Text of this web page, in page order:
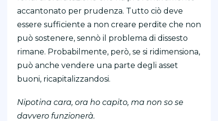
accantonato per prudenza. Tutto ciò deve
essere sufficiente a non creare perdite che non
può sostenere, sennò il problema di dissesto
rimane. Probabilmente, però, se si ridimensiona,
può anche vendere una parte degli asset
buoni, ricapitalizzandosi.
Nipotina cara, ora ho capito, ma non so se
davvero funzionerà.